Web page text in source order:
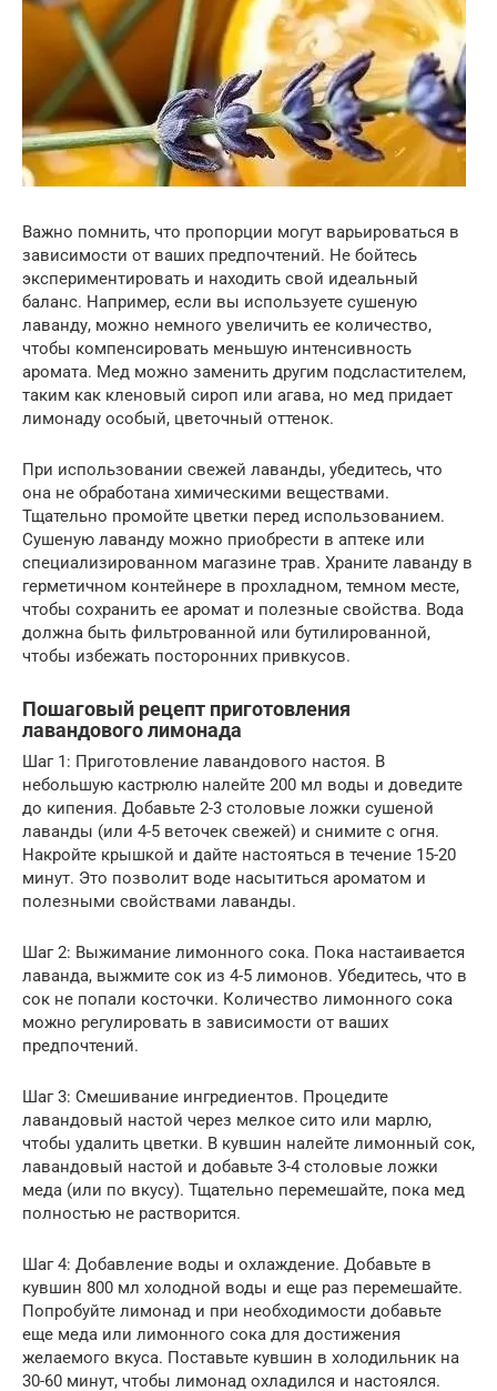
Важно помнить, что пропорции могут варьироваться в
зависимости от ваших предпочтений. Не бойтесь
экспериментировать и находить свой идеальный
баланс. Например, если вы используете сушеную
лаванду, можно немного увеличить ее количество,
чтобы компенсировать меньшую интенсивность
аромата. Мед можно заменить другим подсластителем,
таким как кленовый сироп или агава, но мед придает
лимонаду особый, цветочный оттенок.
При использовании свежей лаванды, убедитесь, что
она не обработана химическими веществами.
Тщательно промойте цветки перед использованием.
Сушеную лаванду можно приобрести в аптеке или
специализированном магазине трав. Храните лаванду в
герметичном контейнере в прохладном, темном месте,
чтобы сохранить ее аромат и полезные свойства. Вода
должна быть фильтрованной или бутилированной,
чтобы избежать посторонних привкусов.
Пошаговый рецепт приготовления
лавандового лимонада
Шаг 1: Приготовление лавандового настоя. В
небольшую кастрюлю налейте 200 мл воды и доведите
до кипения. Добавьте 2-3 столовые ложки сушеной
лаванды (или 4-5 веточек свежей) и снимите с огня.
Накройте крышкой и дайте настояться в течение 15-20
минут. Это позволит воде насытиться ароматом и
полезными свойствами лаванды.
Шаг 2: Выжимание лимонного сока. Пока настаивается
лаванда, выжмите сок из 4-5 лимонов. Убедитесь, что в
сок не попали косточки. Количество лимонного сока
можно регулировать в зависимости от ваших
предпочтений.
Шаг 3: Смешивание ингредиентов. Процедите
лавандовый настой через мелкое сито или марлю,
чтобы удалить цветки. В кувшин налейте лимонный сок,
лавандовый настой и добавьте 3-4 столовые ложки
меда (или по вкусу). Тщательно перемешайте, пока мед
полностью не растворится.
Шаг 4: Добавление воды и охлаждение. Добавьте в
кувшин 800 мл холодной воды и еще раз перемешайте.
Попробуйте лимонад и при необходимости добавьте
еще меда или лимонного сока для достижения
желаемого вкуса. Поставьте кувшин в холодильник на
30-60 минут, чтобы лимонад охладился и настоялся.